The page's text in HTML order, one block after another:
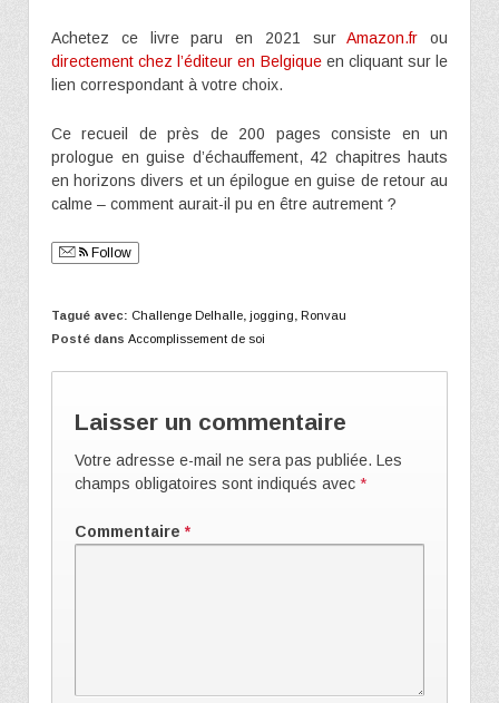
Achetez ce livre paru en 2021 surAmazon.fr ou
directement chez l’éditeur en Belgiqueen cliquant sur le
lien correspondant à votre choix.
Ce recueil de près de 200 pages consiste en un
prologue en guise d’échauffement, 42 chapitres hauts
en horizons divers et un épilogue en guise de retour au
calme – comment aurait-il pu en être autrement ?
Follow
Tagué avec: Challenge Delhalle jogging
Ronvau
Posté dans Accomplissement de soi
Laisser un commentaire
Votre adresse e-mail ne sera pas publiée. Les
champs obligatoires sont indiqués avec *
Commentaire *